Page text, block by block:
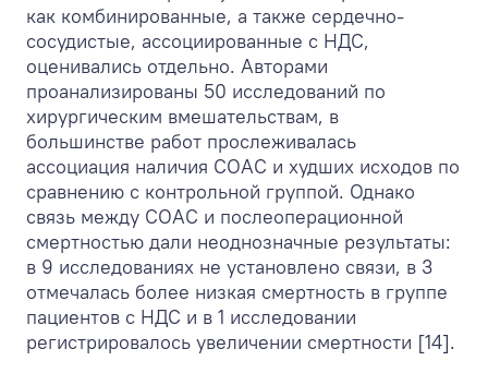
как комбинированные, а также сердечно-
сосудистые, ассоциированные с НДС,
оценивались отдельно. Авторами
проанализированы 50 исследований по
хирургическим вмешательствам, в
большинстве работ прослеживалась
ассоциация наличия СОАС и худших исходов по
сравнению с контрольной группой. Однако
связь между СОАС и послеоперационной
смертностью дали неоднозначные результаты:
в 9 исследованиях не установлено связи, в 3
отмечалась более низкая смертность в группе
пациентов с НДС и в 1 исследовании
регистрировалось увеличении смертности [14].